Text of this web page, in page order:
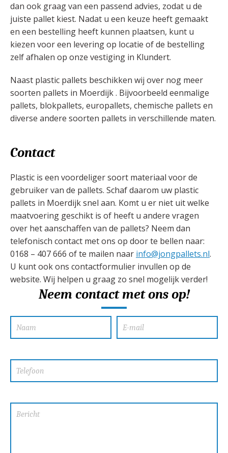
dan ook graag van een passend advies, zodat u de
juiste pallet kiest. Nadat u een keuze heeft gemaakt
en een bestelling heeft kunnen plaatsen, kunt u
kiezen voor een levering op locatie of de bestelling
zelf afhalen op onze vestiging in Klundert.
Naast plastic pallets beschikken wij over nog meer
soorten pallets in Moerdijk . Bijvoorbeeld eenmalige
pallets, blokpallets, europallets, chemische pallets en
diverse andere soorten pallets in verschillende maten.
Contact
Plastic is een voordeliger soort materiaal voor de
gebruiker van de pallets. Schaf daarom uw plastic
pallets in Moerdijk snel aan. Komt u er niet uit welke
maatvoering geschikt is of heeft u andere vragen
over het aanschaffen van de pallets? Neem dan
telefonisch contact met ons op door te bellen naar:
0168 – 407 666 of te mailen naar info@jongpallets.nl.
U kunt ook ons contactformulier invullen op de
website. Wij helpen u graag zo snel mogelijk verder!
Neem contact met ons op!